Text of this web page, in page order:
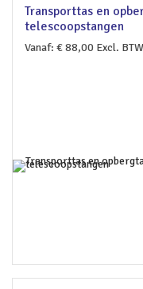
Transporttas en
telescoopstangen
Vanaf: €88,00 Excl. BTW